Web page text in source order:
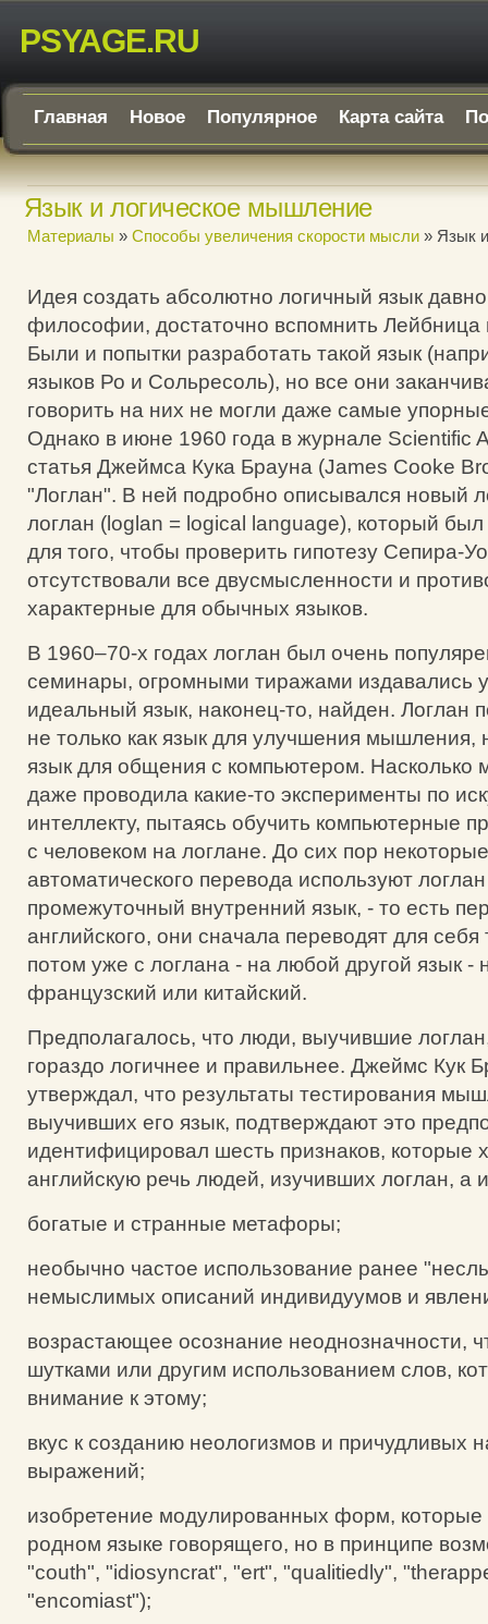
PSYAGE.RU
Главная Новое Популярное Карта сайта
Язык и логическое мышление
Материалы » Способы увеличения скорости мысли » Язык
Идея создать абсолютно логичный язык
философии, достаточно вспомнить Лейбница
Были и попытки разработать такой язык
языков Ро и Сольресоль), но все они
говорить на них не могли даже самые
Однако в июне 1960 года в журнале Scientific
статья Джеймса Кука Брауна (James Cooke
"Логлан". В ней подробно описывался новый
логлан (loglan = logical language), который
для того, чтобы проверить гипотезу Сепира-
отсутствовали все двусмысленности и
характерные для обычных языков.
В 1960–70-х годах логлан был очень
семинары, огромными тиражами издавались
идеальный язык, наконец-то, найден. Логлан
не только как язык для улучшения мышления,
язык для общения с компьютером. Насколько
даже проводила какие-то эксперименты по
интеллекту, пытаясь обучить компьютерные
с человеком на логлане. До сих пор
автоматического перевода используют логлан
промежуточный внутренний язык, - то есть
английского, они сначала переводят для себя
потом уже с логлана - на любой другой язык -
французский или китайский.
Предполагалось, что люди, выучившие
гораздо логичнее и правильнее. Джеймс Кук
утверждал, что результаты тестирования
выучивших его язык, подтверждают это
идентифицировал шесть признаков, которые
английскую речь людей, изучивших логлан, а
богатые и странные метафоры;
необычно частое использование ранее
немыслимых описаний индивидуумов и
возрастающее осознание неоднозначности,
шутками или другим использованием слов,
внимание к этому;
вкус к созданию неологизмов и причудливых
выражений;
изобретение модулированных форм,
родном языке говорящего, но в принципе
"couth", "idiosyncrat", "ert", "qualitiedly",
"encomiast");